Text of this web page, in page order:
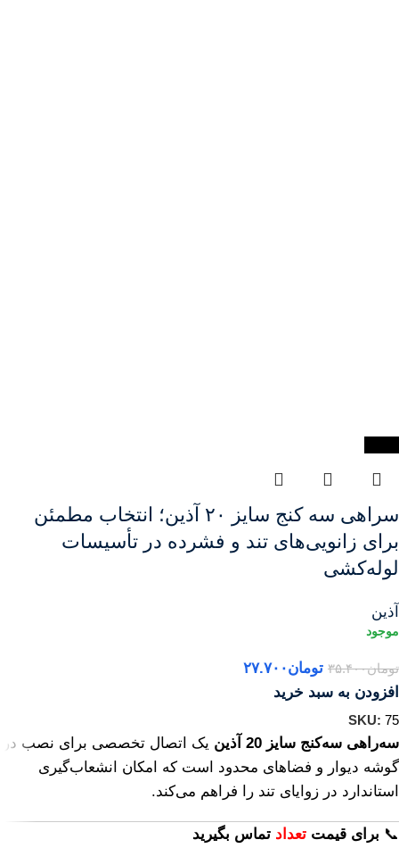
سراهی سه کنج سایز ۲۰ آذین؛ انتخاب مطمئن
برای زانویی‌های تند و فشرده در تأسیسات
لوله‌کشی
آذین
تومان۳۵.۴۰۰ تومان۲۷.۷۰۰
افزودن به سبد خرید
SKU: 75
سه‌راهی سه‌کنج سایز 20 آذین
یک اتصال تخصصی برای نصب در
گوشه دیوار و فضاهای محدود است که امکان انشعاب‌گیری
استاندارد در زوایای تند را فراهم می‌کند.
📞 برای قیمت تعداد تماس بگیرید